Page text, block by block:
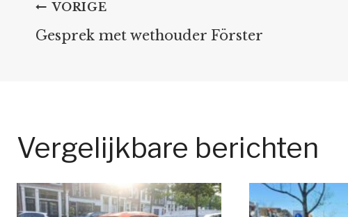
Bericht
VORIGE
Gesprek met wethouder Förster
Vergelijkbare berichten